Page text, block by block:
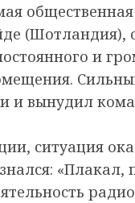
(Шотландия),
и
и вынудил
ситуация
«Плакал,